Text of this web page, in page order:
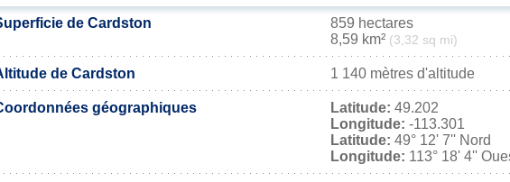
de Cardston
859 hectares
8,59 km² (3,32 sq mi)
de Cardston 1 140 mètres d'altitude
géographiques Latitude: 49.202
Longitude: -113.301
Latitude: 49° 12' 7'' Nord
Longitude: 113° 18' 4''